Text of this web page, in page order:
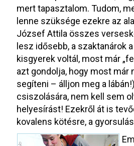
mert tapasztalom. Tudom,
lenne szüksége ezekre az
József Attila összes
lesz idősebb, a szaktanárok
kisgyerek voltál, most már
azt gondolja, hogy most már
segíteni – álljon meg a
csiszolására, nem kell sem
helyesírást! Ezekről át is
kovalens kötésre, a